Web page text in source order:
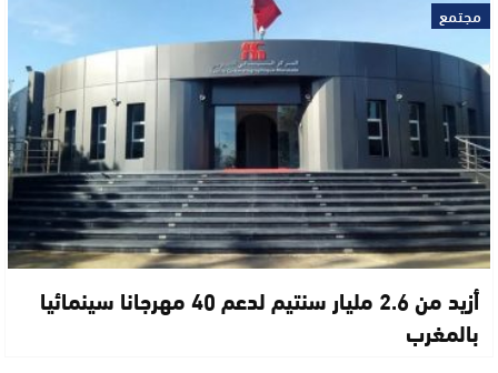
مجتمع
أزيد من 2.6 مليار سنتيم لدعم 40 مهرجانا سينمائيا
بالمغرب